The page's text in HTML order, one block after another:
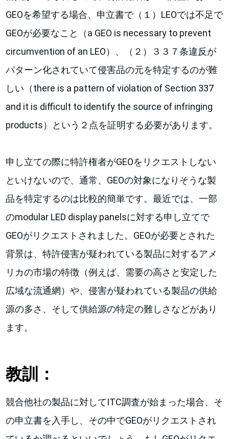
GEOを希望する場合、申立書で（１）LEOでは不足で
GEOが必要なこと（a GEO is necessary to prevent
circumvention of an LEO）、（２）３３７条違反が
パターン化されていて侵害品の元を特定するのが難
しい（there is a pattern of violation of Section 337
and it is difficult to identify the source of infringing
products）という２点を証明する必要があります。
申し立ての際に特許権者がGEOをリクエストしない
といけないので、通常、GEOの対象になりそうな製
品を特定するのは比較的簡単です。最近では、一部
のmodular LED display panelsに対する申し立てで
GEOがリクエストされました。GEOが必要とされた
背景は、特許侵害が疑われている製品に対するアメ
リカの市場の特徴（例えば、需要の高さと安定した
広域な流通網）や、侵害が疑われている製品の供給
源の多さ、そして供給源の特定の難しさなどがあり
ます。
教訓：
競合他社の製品に対してITC調査が始まった場合、そ
の申立書を入手し、その中でGEOがリクエストされ